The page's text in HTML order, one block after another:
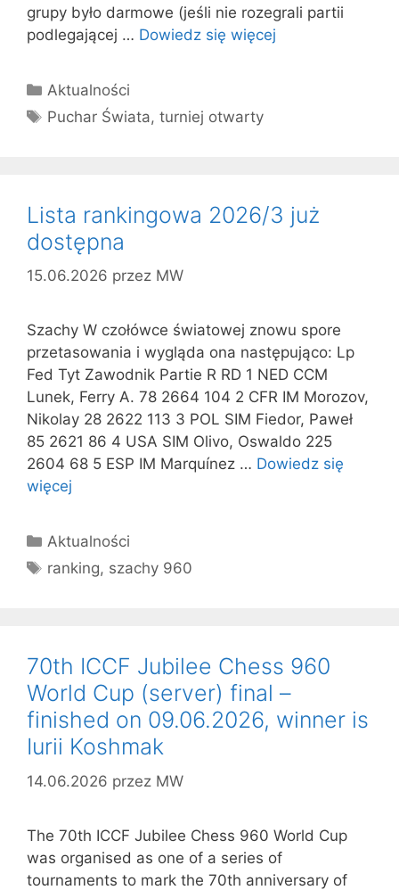
grupy było darmowe (jeśli nie rozegrali partii
podlegającej … Dowiedz się więcej
Kategorie
Aktualności
Tagi
Puchar Świata,turniej otwarty
Lista rankingowa 2026/3 już
dostępna
15.06.2026 przez MW
Szachy W czołówce światowej znowu spore
przetasowania i wygląda ona następująco: Lp
Fed Tyt Zawodnik Partie R RD 1 NED CCM
Lunek, Ferry A. 78 2664 104 2 CFR IM Morozov,
Nikolay 28 2622 113 3 POL SIM Fiedor, Paweł
85 2621 86 4 USA SIM Olivo, Oswaldo 225
2604 68 5 ESP IM Marquínez … Dowiedz się
więcej
Kategorie
Aktualności
Tagi
ranking, szachy 960
70th ICCF Jubilee Chess 960
World Cup (server) final –
finished on 09.06.2026, winner is
Iurii Koshmak
14.06.2026 przez MW
The 70th ICCF Jubilee Chess 960 World Cup
was organised as one of a series of
tournaments to mark the 70th anniversary of